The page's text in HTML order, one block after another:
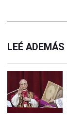
LEÉ ADEMÁS